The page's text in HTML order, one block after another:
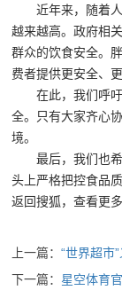
架
制
造
商-
星
空
台
官
近年来，随着人
越来越高。政府相
群众的饮食安全。
费者提供更安全、
在此，我们呼吁
全。只有大家齐心
境。
最后，我们也希
头上严格把控食品
返回搜狐，查看更多
上一篇：“世界超市
下一篇： 星空体育官